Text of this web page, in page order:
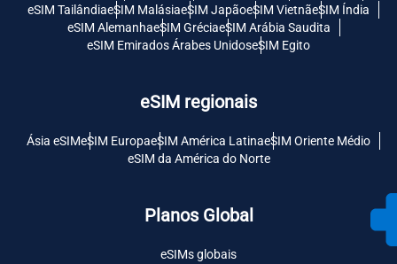
eSIM TailândiaeSIM MalásiaeSIM JapãoeSIM VietnãeSIM Índia
eSIM AlemanhaeSIM GréciaeSIM Arábia Saudita
eSIM Emirados Árabes UnidoseSIM Egito
eSIM regionais
Ásia eSIMeSIM EuropaeSIM América LatinaeSIM Oriente Médio
eSIM da América do Norte
Planos Global
eSIMs globais